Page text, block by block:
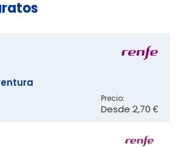
Precio:
Desde 2,70 €